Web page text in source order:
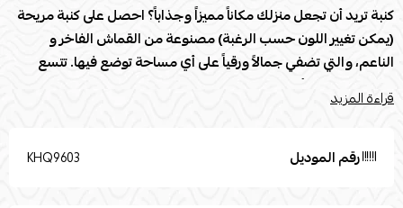
كنبة تريد أن تجعل منزلك مكاناً مميزاً وجذاباً؟ احصل على كنبة مريحة
(يمكن تغيير اللون حسب الرغبة) مصنوعة من القماش الفاخر و
الناعم، والتي تضفي جمالاً ورقياً على أي مساحة توضع فيها. تتسع
الكنبة لعدد من أشخاص بكل راحة، مما يجعلها الخيار المثالي للمنازل
التي تحب استضافة الأصدقاء والعائلة. تتميز الكنبة بتصميمها العصري
هذه الكنبة الفاخرة اليوم واحصل على جو من الراحة والأناقة في
قراءة المزيد
رقم الموديل KHQ9603